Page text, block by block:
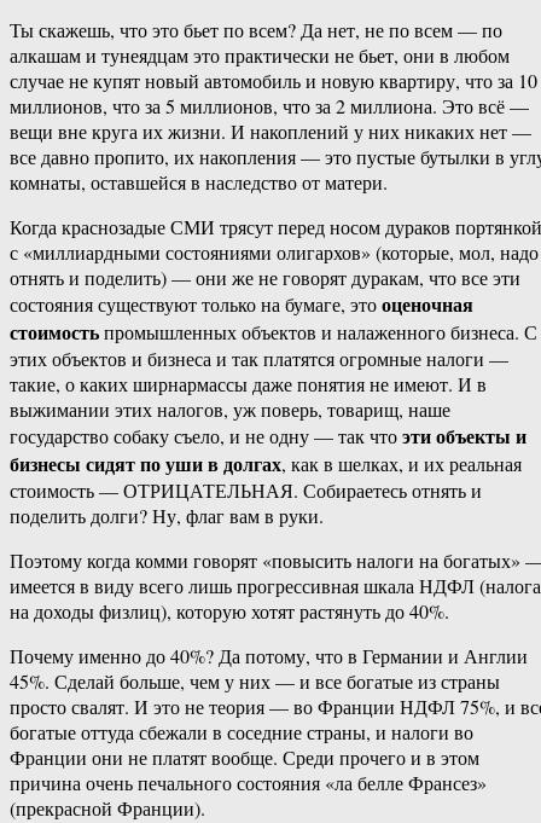
Ты скажешь, что это бьет по всем? Да нет, не по всем — по
алкашам и тунеядцам это практически не бьет, они в любом
случае не купят новый автомобиль и новую квартиру, что за 10
миллионов, что за 5 миллионов, что за 2 миллиона. Это всё —
вещи вне круга их жизни. И накоплений у них никаких нет —
все давно пропито, их накопления — это пустые бутылки в
комнаты, оставшейся в наследство от матери.
Когда краснозадые СМИ трясут перед носом дураков портянкой
с «миллиардными состояниями олигархов» (которые, мол, надо
отнять и поделить) — они же не говорят дуракам, что все эти
состояния существуют только на бумаге, этооценочная
стоимостьпромышленных объектов и налаженного бизнеса. С
этих объектов и бизнеса и так платятся огромные налоги —
такие, о каких ширнармассы даже понятия не имеют. И в
выжимании этих налогов, уж поверь, товарищ, наше
государство собаку съело, и не одну — так чтоэти объекты и
бизнесы сидят по уши в долгах, как в шелках, и их реальная
стоимость — ОТРИЦАТЕЛЬНАЯ. Собираетесь отнять и
поделить долги? Ну, флаг вам в руки.
Поэтому когда комми говорят «повысить налоги на богатых»
имеется в виду всего лишь прогрессивная шкала НДФЛ (налога
на доходы физлиц), которую хотят растянуть до 40%.
Почему именно до 40%? Да потому, что в Германии и Англии
45%. Сделай больше, чем у них — и все богатые из страны
просто свалят. И это не теория — во Франции НДФЛ 75%, и
богатые оттуда сбежали в соседние страны, и налоги во
Франции они не платят вообще. Среди прочего и в этом
причина очень печального состояния «ла белле Франсез»
(прекрасной Франции).